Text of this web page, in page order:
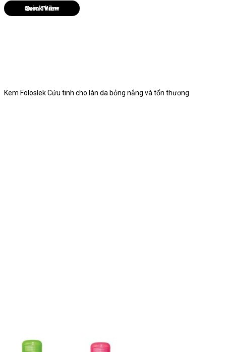
Quick View
Kem Foloslek Cứu tinh cho làn da bỏng nắng và tổn thương